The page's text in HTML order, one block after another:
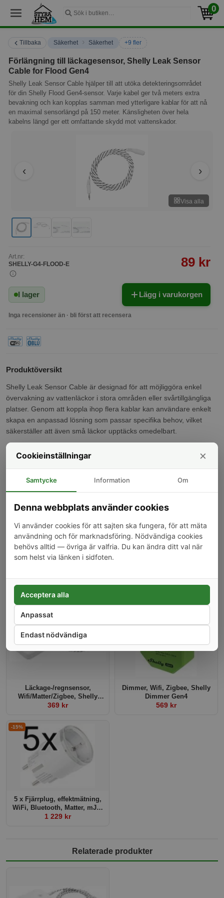
0
Tillbaka Säkerhet › Säkerhet +9 fler
Förlängning till läckagesensor, Shelly Leak Sensor
Cable for Flood Gen4
Shelly Leak Sensor Cable hjälper till att utöka detekteringsområdet
för din Shelly Flood Gen4-sensor. Varje kabel ger två meters extra
bevakning och kan kopplas samman med ytterligare kablar för att nå
en maximal sensorlängd på 150 meter. Känsligheten över hela
kabelns längd ger ett omfattande skydd mot vattenskador.
Visa alla
Art.nr:
SHELLY-G4-FLOOD-E
89 kr
I lager Lägg i varukorgen
Inga recensioner än · bli först att recensera
Produktöversikt
Shelly Leak Sensor Cable är designad för att möjliggöra enkel
övervakning av vattenläckor i stora områden eller svårtillgängliga
platser. Genom att koppla ihop flera kablar kan användare enkelt
skapa en anpassad lösning som passar specifika behov, vilket
säkerställer att även små läckor upptäcks omedelbart.
Användningsområden
Bevakning under köksskåp
Totallängd: Upp till 150 meter med flera kablar
Individuell kabellängd: 2 meter
Funktionalitet: Hela kabelns längd fungerar som sensor
Kunder som köpt denna produkt har också köpt
Läckage-/regnsensor,
Wifi/Matter/Zigbee, Shelly
Flood Gen4
369 kr
Dimmer, Wifi, Zigbee, Shelly
Dimmer Gen4
569 kr
-15%
5 x Fjärrplug, effektmätning,
WiFi, Bluetooth, Matter, mJS,
Shelly Plus G3 Plug S
1 229 kr
Relaterade produkter
Cookieinställningar ×
Samtycke Information Om
Denna webbplats använder cookies
Vi använder cookies för att sajten ska fungera, för att mäta
användning och för marknadsföring. Nödvändiga cookies
behövs alltid — övriga är valfria. Du kan ändra ditt val när
som helst via länken i sidfoten.
Endast nödvändiga
Anpassat
Acceptera alla